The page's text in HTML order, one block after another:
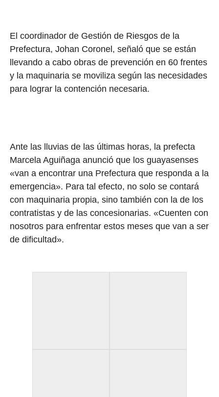
El coordinador de Gestión de Riesgos de la
Prefectura, Johan Coronel, señaló que se están
llevando a cabo obras de prevención en 60 frentes
y la maquinaria se moviliza según las necesidades
para lograr la contención necesaria.
Ante las lluvias de las últimas horas, la prefecta
Marcela Aguiñaga anunció que los guayasenses
«van a encontrar una Prefectura que responda a la
emergencia». Para tal efecto, no solo se contará
con maquinaria propia, sino también con la de los
contratistas y de las concesionarias. «Cuenten con
nosotros para enfrentar estos meses que van a ser
de dificultad».